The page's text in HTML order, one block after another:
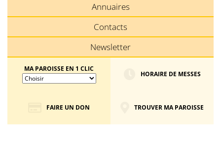
Annuaires
Contacts
Newsletter
MA PAROISSE EN 1 CLIC
HORAIRE DE MESSES
FAIRE UN DON TROUVER MA PAROISSE